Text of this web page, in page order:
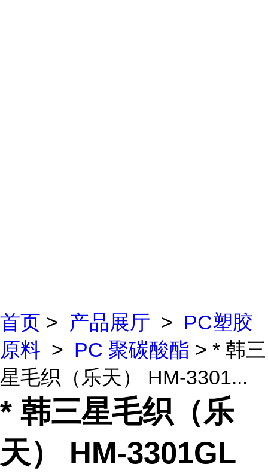
首页 > 产品展厅 > PC塑胶
原料 > PC 聚碳酸酯 > * 韩三
星毛织（乐天） HM-3301...
* 韩三星毛织（乐
天） HM-3301GL